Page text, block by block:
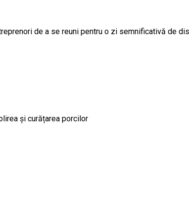
de a se reuni pentru o zi semnificativă de
și curățarea porcilor